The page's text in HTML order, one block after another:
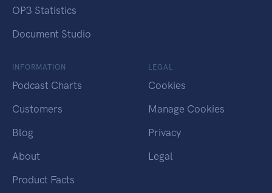
OP3 Statistics
Document Studio
INFORMATION
Podcast Charts
Customers
Blog
About
Product Facts
LEGAL
Cookies
Manage Cookies
Privacy
Legal